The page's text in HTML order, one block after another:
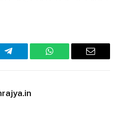
Telegram WhatsApp Email